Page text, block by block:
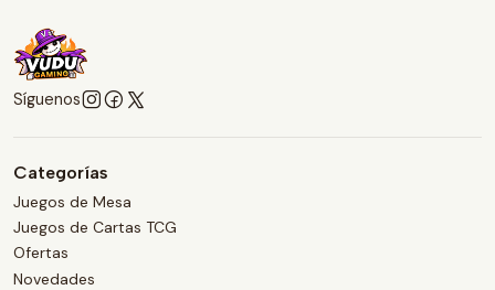
Síguenos
Categorías
Juegos de Mesa
Juegos de Cartas TCG
Ofertas
Novedades